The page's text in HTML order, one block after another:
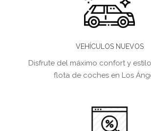
VEHÍCULOS NUEVOS
Disfrute del máximo confort y
flota de coches en Los